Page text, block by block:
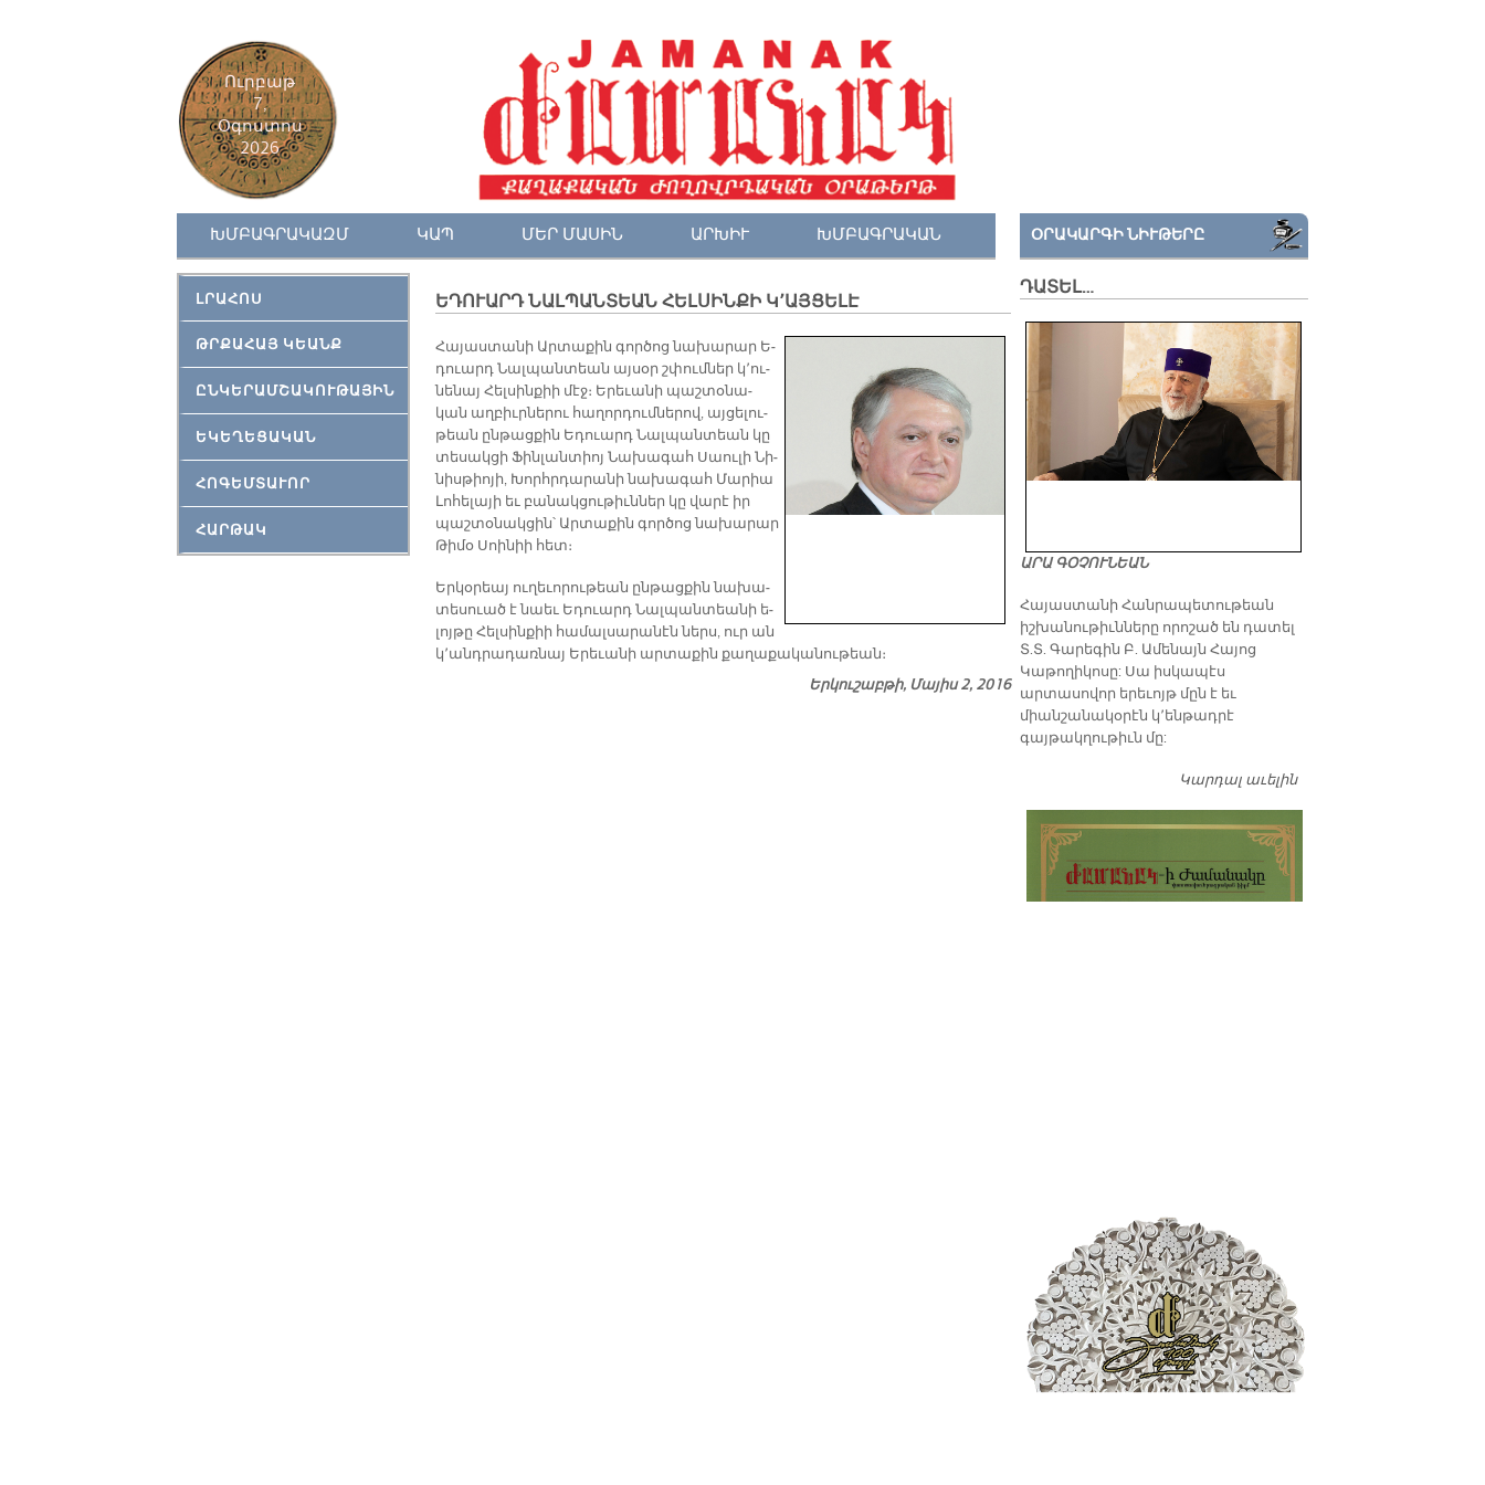
Ուրբաթ
7,
Օգոստոս
2026
ԽՄԲԱԳՐԱԿԱԶՄ ԿԱՊ ՄԵՐ ՄԱՍԻՆ ԱՐԽԻՒ ԽՄԲԱԳՐԱԿԱՆ
ԼՐԱՀՈՍ
ԹՐՔԱՀԱՅ ԿԵԱՆՔ
ԸՆԿԵՐԱՄՇԱԿՈՒԹԱՅԻՆ
ԵԿԵՂԵՑԱԿԱՆ
ՀՈԳԵՄՏԱՒՈՐ
ՀԱՐԹԱԿ
ԵԴՈՒԱՐԴ ՆԱԼՊԱՆՏԵԱՆ ՀԵԼՍԻՆՔԻ Կ՚ԱՅՑԵԼԷ
Հա­յաս­տա­նի Ար­տա­քին գոր­ծոց նա­խա­րար Ե­
դուարդ Նալ­պան­տեան այ­սօր շփում­ներ կ՚ու­
նե­նայ Հել­սին­քիի մէջ։ Ե­րե­ւա­նի պաշ­տօ­նա­
կան աղ­բիւր­նե­րու հա­ղոր­դում­նե­րով, այ­ցե­լու­
թեան ըն­թաց­քին Եդուարդ Նալ­պան­տեան կը
տե­սակ­ցի Ֆին­լան­տիոյ Նա­խա­գահ Սաու­լի Նի­
նիսթ­իո­յի, Խորհր­դա­րա­նի նա­խա­գահ Մա­րիա
Լո­հե­լա­յի եւ բա­նակ­ցու­թիւն­ներ կը վա­րէ իր
պաշ­տօ­նակ­ցին՝ Ար­տա­քին գոր­ծոց նա­խա­րար
Թի­մօ Սոի­նիի հետ։
Եր­կօ­րեայ ու­ղե­ւո­րու­թեան ըն­թաց­քին նա­խա­
տե­սուած է նաեւ Ե­դուարդ Նալ­պան­տեա­նի ե­
լոյ­թը Հել­սին­քիի հա­մալ­սա­րա­նէն ներս, ուր ան
կ՚անդ­րա­դառ­նայ Ե­րե­ւա­նի ար­տա­քին քա­ղա­քա­կա­նու­թեան։
Երկուշաբթի, Մայիս 2, 2016
ՕՐԱԿԱՐԳԻ ՆԻՒԹԵՐԸ
ԴԱՏԵԼ…
ԱՐԱ ԳՕՉՈՒՆԵԱՆ
​Հայաստանի Հանրապետութեան
իշխանութիւնները որոշած են դատել
Տ.Տ. Գարեգին Բ. Ամենայն Հայոց
Կաթողիկոսը: Սա իսկապէս
արտասովոր երեւոյթ մըն է եւ
միանշանակօրէն կ՚ենթադրէ
գայթակղութիւն մը:
Կարդալ աւելինԴատել…